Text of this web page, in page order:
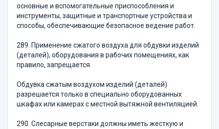
основные и вспомогательные приспособления и
инструменты, защитные и транспортные устройства и
способы, обеспечивающие безопасное ведение работ.
289. Применение сжатого воздуха для обдувки изделий
(деталей), оборудования в рабочих помещениях, как
правило, запрещается.
Обдувка сжатым воздухом изделий (деталей)
разрешается только в специально оборудованных
шкафах или камерах с местной вытяжной вентиляцией.
290. Слесарные верстаки должны иметь жесткую и